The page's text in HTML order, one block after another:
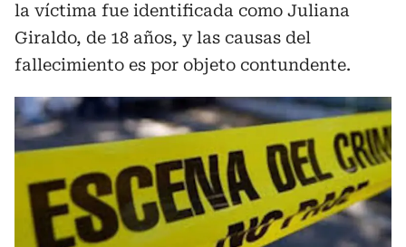
la víctima fue identificada como Juliana
Giraldo, de 18 años, y las causas del
fallecimiento es por objeto contundente.